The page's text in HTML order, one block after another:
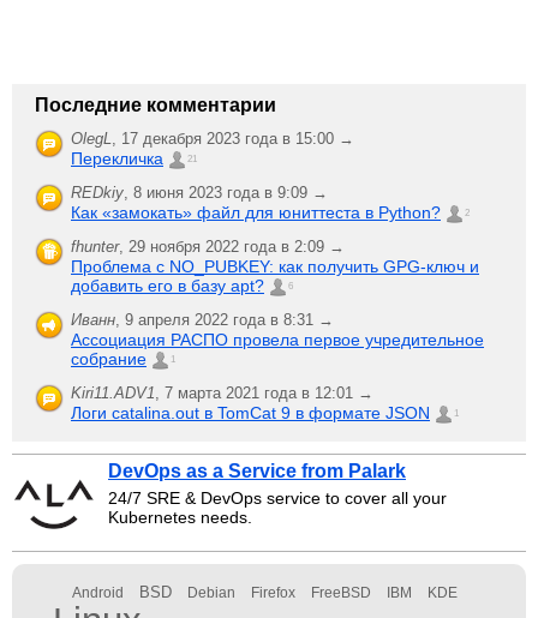
Последние комментарии
OlegL, 17 декабря 2023 года в 15:00 →
Перекличка 21
REDkiy, 8 июня 2023 года в 9:09 →
Как «замокать» файл для юниттеста в Python? 2
fhunter, 29 ноября 2022 года в 2:09 →
Проблема с NO_PUBKEY: как получить GPG-ключ и
добавить его в базу apt?
6
Иванн, 9 апреля 2022 года в 8:31 →
Ассоциация РАСПО провела первое учредительное
собрание
1
Kiri11.ADV1, 7 марта 2021 года в 12:01 →
Логи catalina.out в TomCat 9 в формате JSON 1
DevOps as a Service from Palark
24/7 SRE & DevOps service to cover all your
Kubernetes needs.
Android BSD Debian Firefox FreeBSD IBM KDE